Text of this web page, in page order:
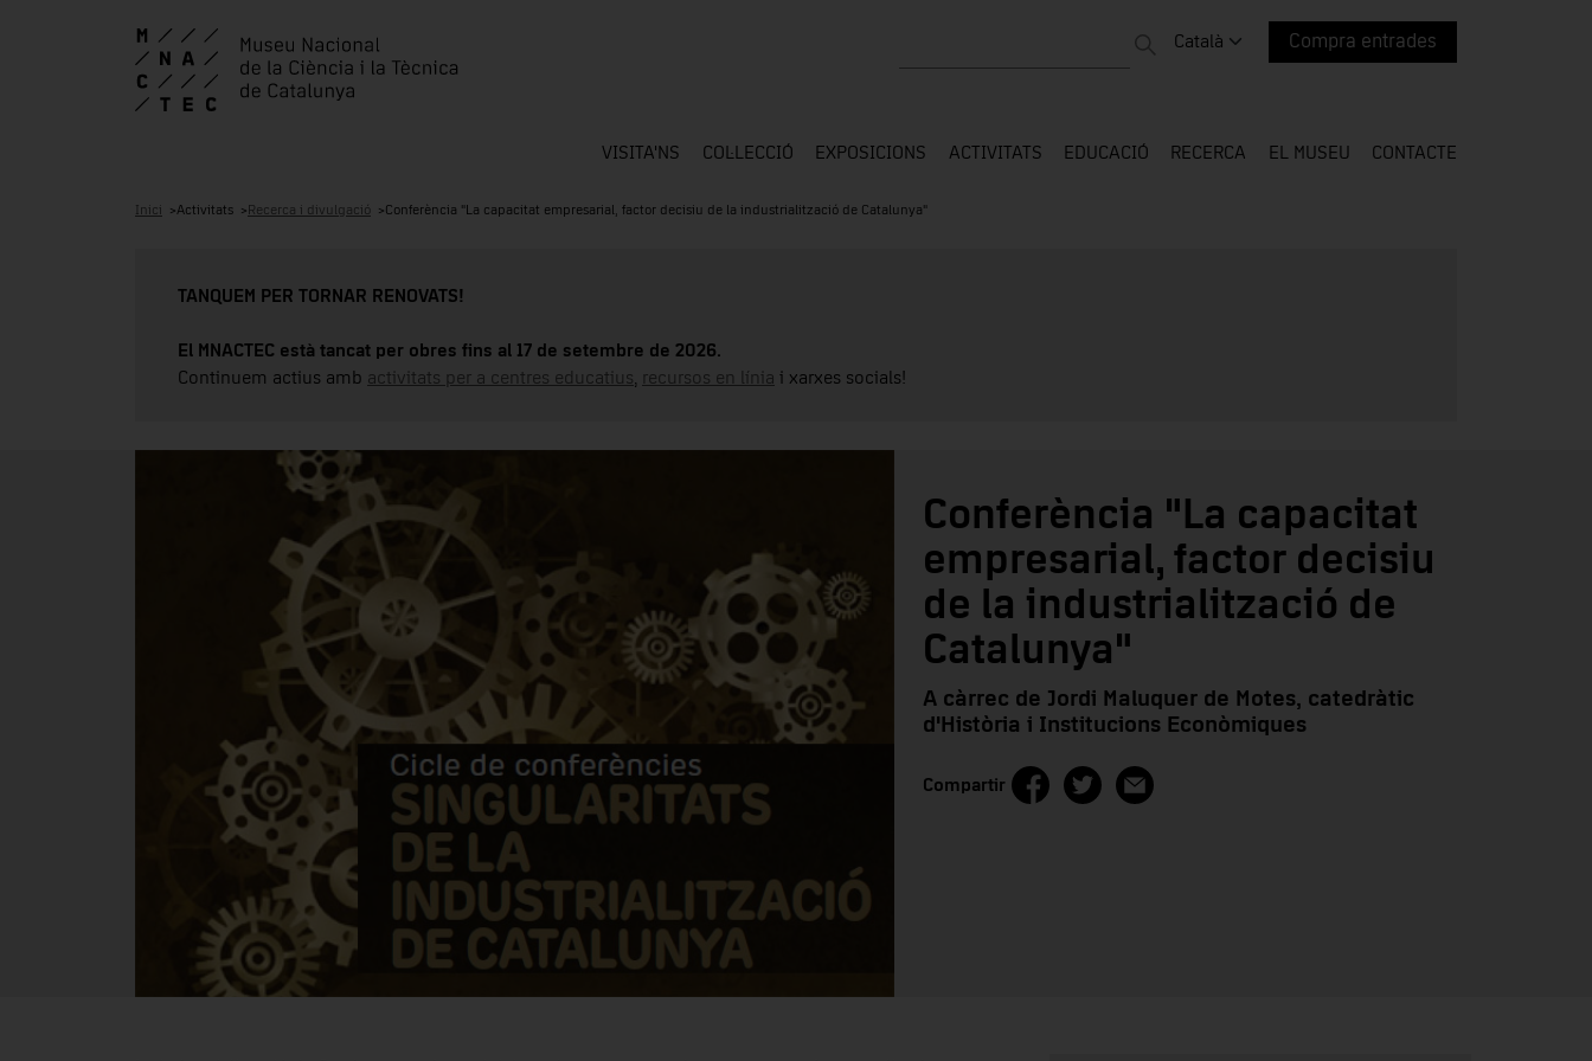
Canviar idioma. Idioma actual:
Català Compra entrades
VISITA'NS COL·LECCIÓ EXPOSICIONS ACTIVITATS EDUCACIÓ RECERCA EL MUSEU CONTACTE
Inici Activitats Recerca i divulgació Conferència "La capacitat empresarial, factor decisiu de la industrialització de Catalunya"
TANQUEM PER TORNAR RENOVATS!
El MNACTEC està tancat per obres fins al 17 de setembre de 2026.
Continuem actius amb activitats per a centres educatius recursos en línia i xarxes socials!
Conferència "La capacitat
empresarial, factor decisiu
de la industrialització de
Catalunya"
A càrrec de Jordi Maluquer de Motes, catedràtic
d'Història i Institucions Econòmiques
Compartir